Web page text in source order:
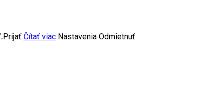
Prijať Čítať viac Nastavenia Odmietnuť